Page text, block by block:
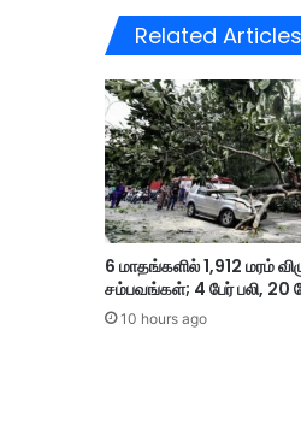
ம்
து
வி
ப
ரீ
த
ம்
;
ர
யி
ல்
Related Articles
6 மாதங்களில் 1,912 மரம்
சம்பவங்கள்; 4 பேர் பலி, 20
10 hours ago